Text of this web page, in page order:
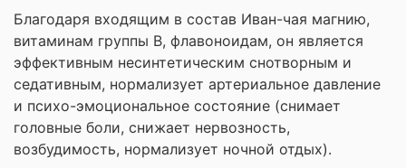
Благодаря входящим в состав Иван-чая магнию,
витаминам группы В, флавоноидам, он является
эффективным несинтетическим снотворным и
седативным, нормализует артериальное давление
и психо-эмоциональное состояние (снимает
головные боли, снижает нервозность,
возбудимость, нормализует ночной отдых).